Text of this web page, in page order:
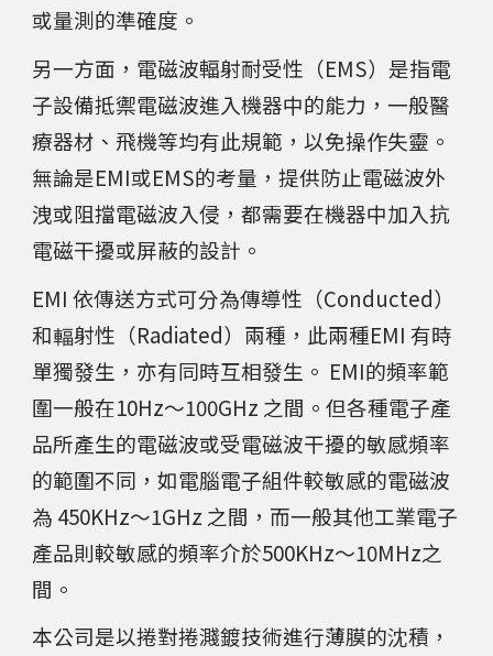
或量測的準確度。
另一方面， 電磁波輻射耐受性（EMS）是指電
子設備抵禦電磁波進入機器中的能力 ，一般醫
療器材、飛機等均有此規範，以免操作失靈。
無論是EMI或EMS的考量，提供防止電磁波外
洩或阻擋電磁波入侵，都需要在機器中加入抗
電磁干擾或屏蔽的設計。
EMI 依傳送方式可分為傳導性（Conducted）
和輻射性（Radiated）兩種，此兩種EMI 有時
單獨發生，亦有同時互相發生。 EMI的頻率範
圍一般在10Hz～100GHz 之間 。但各種電子產
品所產生的電磁波或受電磁波干擾的敏感頻率
的範圍不同 ，如電腦電子組件較敏感的電磁波
為 450KHz～1GHz 之間，而一般其他工業電子
產品則較敏感的頻率介於500KHz～10MHz之
間。
本公司是以捲對捲濺鍍技術進行薄膜的沈積，